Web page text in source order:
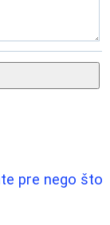
pre nego što